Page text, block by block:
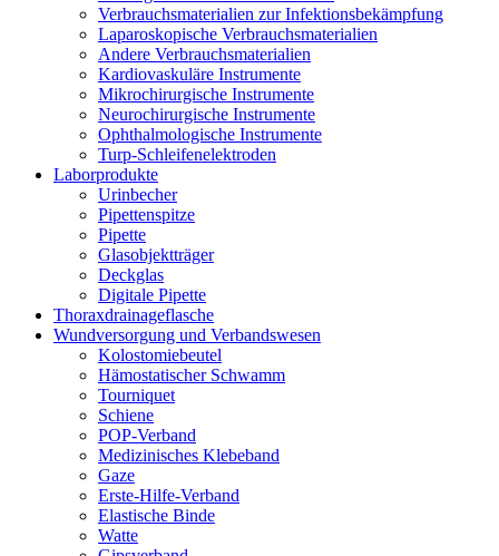
Verbrauchsmaterialien zur Infektionsbekämpfung
Laparoskopische Verbrauchsmaterialien
Andere Verbrauchsmaterialien
Kardiovaskuläre Instrumente
Mikrochirurgische Instrumente
Neurochirurgische Instrumente
Ophthalmologische Instrumente
Turp-Schleifenelektroden
Laborprodukte
Urinbecher
Pipettenspitze
Pipette
Glasobjektträger
Deckglas
Digitale Pipette
Thoraxdrainageflasche
Wundversorgung und Verbandswesen
Kolostomiebeutel
Hämostatischer Schwamm
Tourniquet
Schiene
POP-Verband
Medizinisches Klebeband
Gaze
Erste-Hilfe-Verband
Elastische Binde
Watte